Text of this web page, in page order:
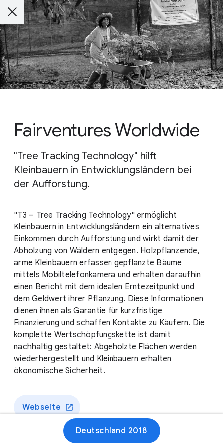
Fairventures Worldwide
"Tree Tracking Technology" hilft
Kleinbauern in Entwicklungsländern bei
der Aufforstung.
"T3 – Tree Tracking Technology" ermöglicht
Kleinbauern in Entwicklungsländern ein alternatives
Einkommen durch Aufforstung und wirkt damit der
Abholzung von Wäldern entgegen. Holzpflanzende,
arme Kleinbauern erfassen gepflanzte Bäume
mittels Mobiltelefonkamera und erhalten daraufhin
einen Bericht mit dem idealen Erntezeitpunkt und
dem Geldwert ihrer Pflanzung. Diese Informationen
dienen ihnen als Garantie für kurzfristige
Finanzierung und schaffen Kontakte zu Käufern. Die
komplette Wertschöpfungskette ist damit
nachhaltig gestaltet: Abgeholzte Flächen werden
wiederhergestellt und Kleinbauern erhalten
ökonomische Sicherheit.
Webseite
Deutschland 2018